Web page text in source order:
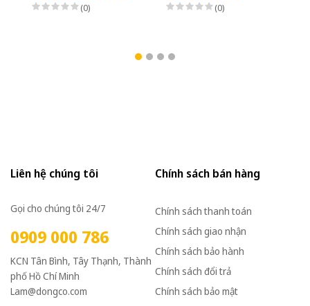
(0) (0)
Liên hệ chúng tôi
Gọi cho chúng tôi 24/7
0909 000 786
KCN Tân Bình, Tây Thạnh, Thành
phố Hồ Chí Minh
Lam@dongco.com
Chính sách bán hàng
Chính sách thanh toán
Chính sách giao nhận
Chính sách bảo hành
Chính sách đổi trả
Chính sách bảo mật